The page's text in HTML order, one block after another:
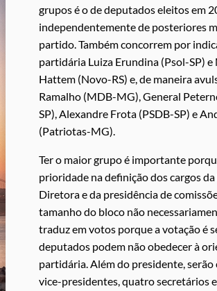
grupos é o de deputados eleitos em
independentemente de posteriores
partido. Também concorrem por
partidária Luiza Erundina (Psol-SP) e
Hattem (Novo-RS) e, de maneira
Ramalho (MDB-MG), General
SP), Alexandre Frota (PSDB-SP) e
(Patriotas-MG).
Ter o maior grupo é importante
prioridade na definição dos cargos
Diretora e da presidência de
tamanho do bloco não
traduz em votos porque a votação é
deputados podem não obedecer à
partidária. Além do presidente, serão
vice-presidentes, quatro secretários